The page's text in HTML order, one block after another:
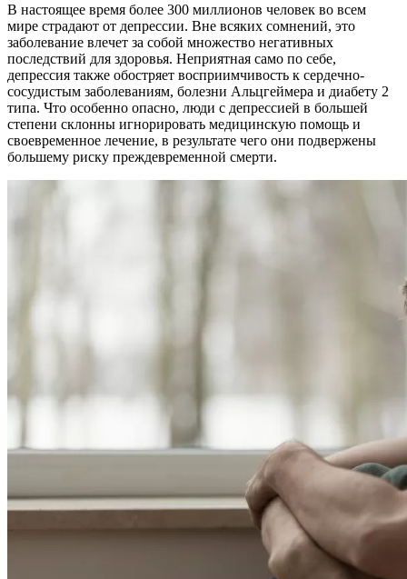
В настоящее время более 300 миллионов человек во всем
мире страдают от депрессии. Вне всяких сомнений, это
заболевание влечет за собой множество негативных
последствий для здоровья. Неприятная само по себе,
депрессия также обостряет восприимчивость к сердечно-
сосудистым заболеваниям, болезни Альцгеймера и диабету 2
типа. Что особенно опасно, люди с депрессией в большей
степени склонны игнорировать медицинскую помощь и
своевременное лечение, в результате чего они подвержены
большему риску преждевременной смерти.